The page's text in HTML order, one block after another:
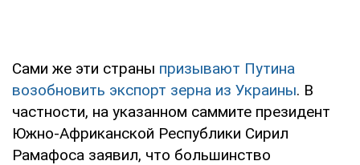
Сами же эти страны призывают Путина
возобновить экспорт зерна из Украины. В
частности, на указанном саммите президент
Южно-Африканской Республики Сирил
Рамафоса заявил, что большинство